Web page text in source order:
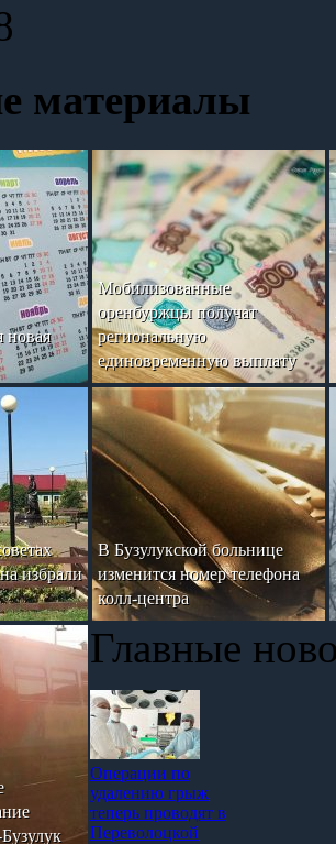
материалы
новая
Мобилизованные
оренбуржцы получат
региональную
единовременную выплату
избрали
В Бузулукской больнице
изменится номер телефона
колл-центра
Главные
Операции по
удалению грыж
теперь проводят в
Переволоцкой